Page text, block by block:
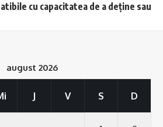
cu capacitatea de a deține sau
august 2026
J V S D